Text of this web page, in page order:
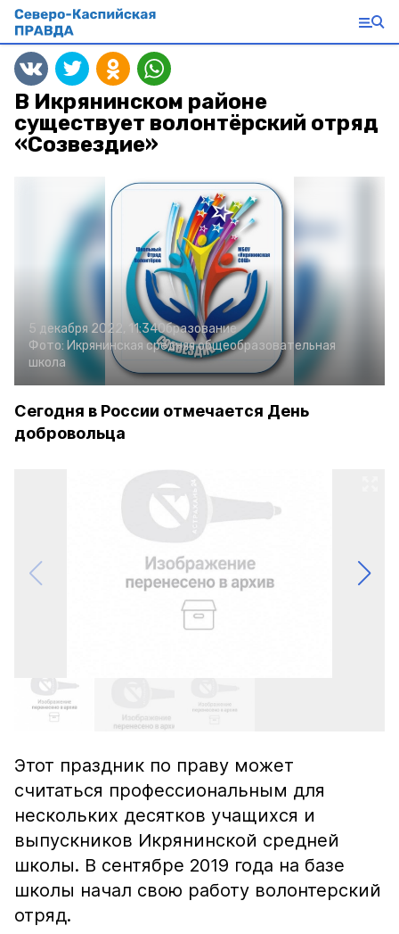
В Икрянинском районе
существует волонтёрский отряд
«Созвездие»
5 декабря 2022, 11:34Образование
Фото: Икрянинская средняя общеобразовательная
школа
Сегодня в России отмечается День
добровольца
Этот праздник по праву может
считаться профессиональным для
нескольких десятков учащихся и
выпускников Икрянинской средней
школы. В сентябре 2019 года на базе
школы начал свою работу волонтерский
отряд.